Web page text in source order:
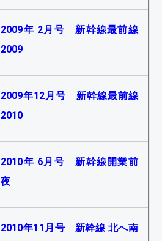
2009年 2月号 新幹線最前線
2009
2009年12月号 新幹線最前線
2010
2010年 6月号 新幹線開業前
夜
2010年11月号 新幹線 北へ南